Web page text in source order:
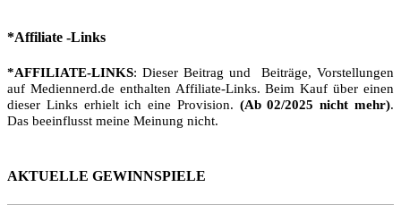
*Affiliate -Links
*AFFILIATE-LINKS: Dieser Beitrag und Beiträge, Vorstellungen
auf Mediennerd.de enthalten Affiliate-Links. Beim Kauf über einen
dieser Links erhielt ich eine Provision. (Ab 02/2025 nicht mehr).
Das beeinflusst meine Meinung nicht.
AKTUELLE GEWINNSPIELE